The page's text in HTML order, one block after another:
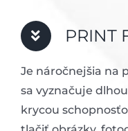
PRINT
Je náročnejšia na
sa vyznačuje
krycou